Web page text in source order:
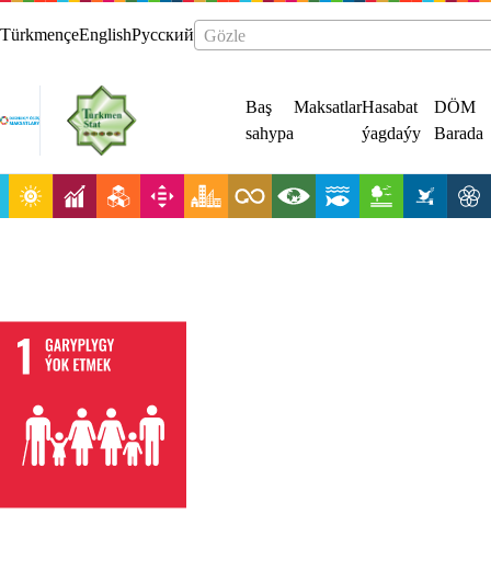
TürkmençeEnglishРусский Gözle
Baş
sahypa
MaksatlarHasabat
ýagdaýy
DÖM
Barada